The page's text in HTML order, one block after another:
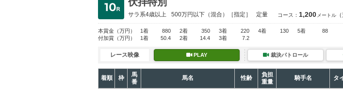
サラ系4歳以上 500万円以下 （混合）［指定］ 定量 コース： 1,200 メートル
本賞金 （万円） 1着 880 2着 350 3着 220 4着 130 5着
88
付加賞 （万円） 1着 50.4 2着 14.4 3着 7.2
レース映像 PLAY 裁決パトロール
着順 枠
馬
番
馬名 性齢
負担
重量
騎手名 タ